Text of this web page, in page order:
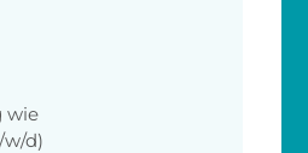
wie
d)